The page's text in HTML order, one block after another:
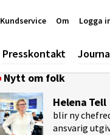
Presskontakt
Kundservice Om Logga
Nytt om folk
Helena Tell
blir ny
ansvarig